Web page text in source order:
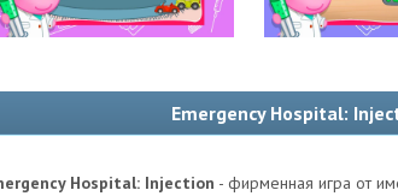
Emergency Hospital:
Hospital: Injection - фирменная игра от